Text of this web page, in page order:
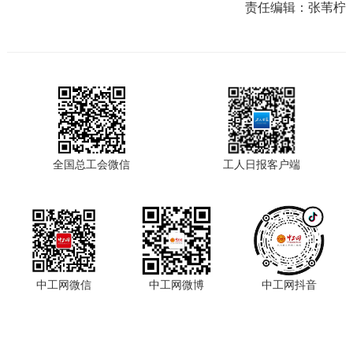
责任编辑：张苇柠
全国总工会微信 工人日报客户端
中工网微信 中工网微博 中工网抖音